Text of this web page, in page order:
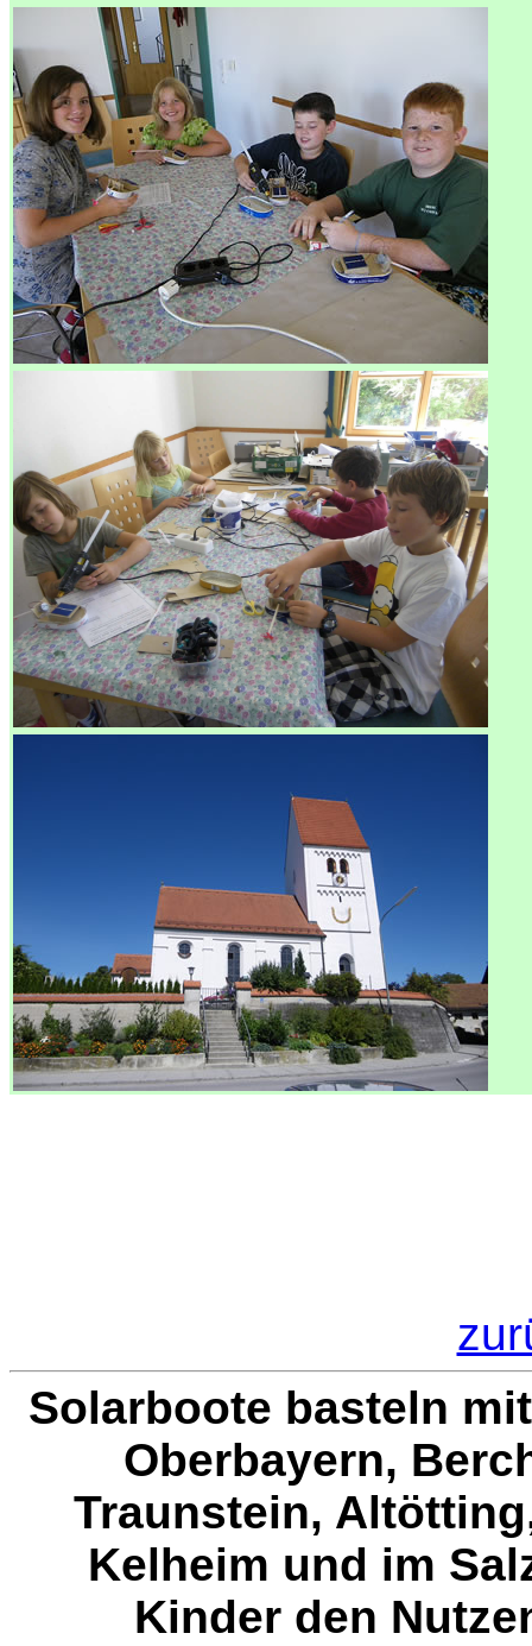
Solarboote basteln
Oberbayern,
Traunstein,
Kelheim und im
Kinder den